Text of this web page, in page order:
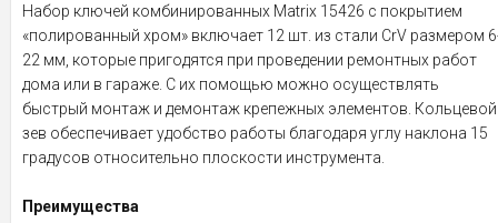
Набор ключей комбинированных Matrix 15426 с покрытием
«полированный хром» включает 12 шт. из стали CrV размером
22 мм, которые пригодятся при проведении ремонтных работ
дома или в гараже. С их помощью можно осуществлять
быстрый монтаж и демонтаж крепежных элементов. Кольцевой
зев обеспечивает удобство работы благодаря углу наклона 15
градусов относительно плоскости инструмента.
Преимущества